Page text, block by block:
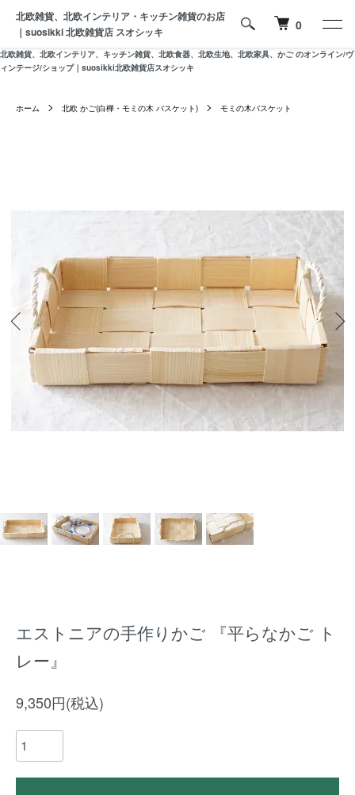
北欧雑貨、北欧インテリア、キッチン雑貨、北欧食器、北欧生地、北欧家具、かご のオンライン/ヴ
ィンテージ/ショップ｜suosikki北欧雑貨店スオシッキ
北欧雑貨、北欧インテリア・キッチン雑貨のお店
｜suosikki 北欧雑貨店 スオシッキ
0
ホーム 北欧 かご(白樺・モミの木 バスケット) モミの木バスケット
エストニアの手作りかご 『平らなかご ト
レー』
9,350円(税込)